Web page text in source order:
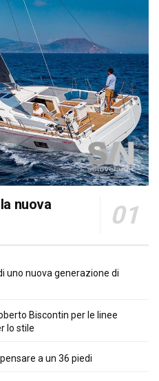
nuova
uno nuova generazione di
Biscontin per le linee
lo stile
a un 36 piedi